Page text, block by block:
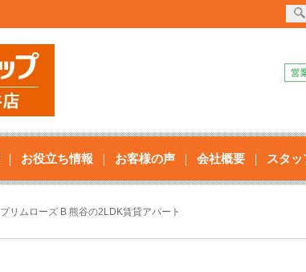
お役立ち情報 お客様の声 会社概要 スタ
プリムローズ B 熊谷の2LDK賃貸アパート